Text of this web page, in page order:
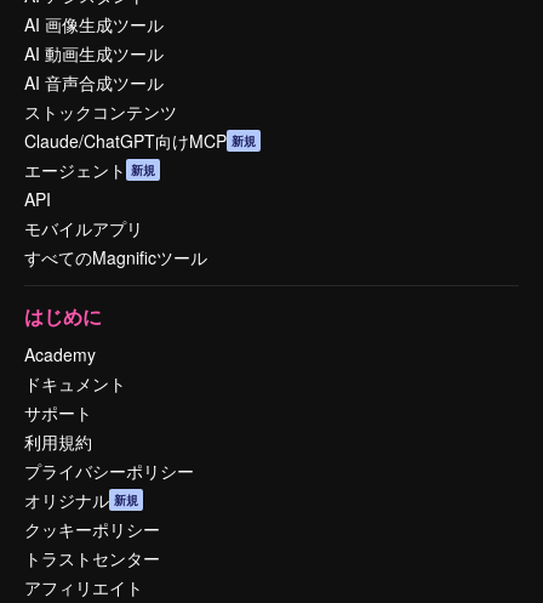
AI 画像生成ツール
AI 動画生成ツール
AI 音声合成ツール
ストックコンテンツ
Claude/ChatGPT向けMCP 新規
エージェント 新規
API
モバイルアプリ
すべてのMagnificツール
はじめに
Academy
ドキュメント
サポート
利用規約
プライバシーポリシー
オリジナル 新規
クッキーポリシー
トラストセンター
アフィリエイト